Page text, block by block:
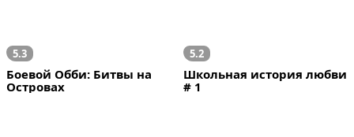
5.3
Боевой Обби: Битвы на
Островах
5.2
Школьная история любви
# 1